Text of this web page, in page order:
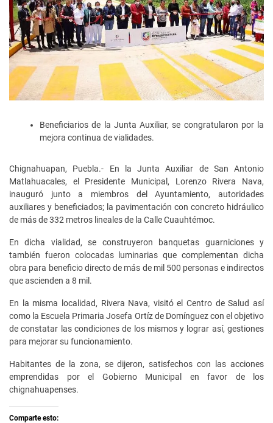
Beneficiarios de la Junta Auxiliar, se congratularon por la
mejora continua de vialidades.
Chignahuapan, Puebla.- En la Junta Auxiliar de San Antonio
Matlahuacales, el Presidente Municipal, Lorenzo Rivera Nava,
inauguró junto a miembros del Ayuntamiento, autoridades
auxiliares y beneficiados; la pavimentación con concreto hidráulico
de más de 332 metros lineales de la Calle Cuauhtémoc.
En dicha vialidad, se construyeron banquetas guarniciones y
también fueron colocadas luminarias que complementan dicha
obra para beneficio directo de más de mil 500 personas e indirectos
que ascienden a 8 mil.
En la misma localidad, Rivera Nava, visitó el Centro de Salud así
como la Escuela Primaria Josefa Ortíz de Domínguez con el objetivo
de constatar las condiciones de los mismos y lograr así, gestiones
para mejorar su funcionamiento.
Habitantes de la zona, se dijeron, satisfechos con las acciones
emprendidas por el Gobierno Municipal en favor de los
chignahuapenses.
Comparte esto: